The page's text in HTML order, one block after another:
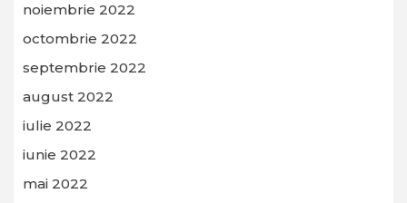
noiembrie 2022
octombrie 2022
septembrie 2022
august 2022
iulie 2022
iunie 2022
mai 2022